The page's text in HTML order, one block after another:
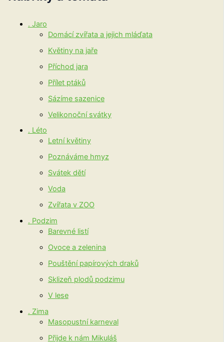
. Jaro
Domácí zvířata a jejich mláďata
Květiny na jaře
Příchod jara
Přílet ptáků
Sázíme sazenice
Velikonoční svátky
. Léto
Letní květiny
Poznáváme hmyz
Svátek dětí
Voda
Zvířata v ZOO
. Podzim
Barevné listí
Ovoce a zelenina
Pouštění papírových draků
Sklizeň plodů podzimu
V lese
. Zima
Masopustní karneval
Přijde k nám Mikuláš